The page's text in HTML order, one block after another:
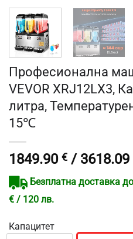
Професионална
VEVOR XRJ12LX3,
литра,
15℃
1849.90 € / 3618.09
Безплатна доставка
€ / 120 лв.
Капацитет